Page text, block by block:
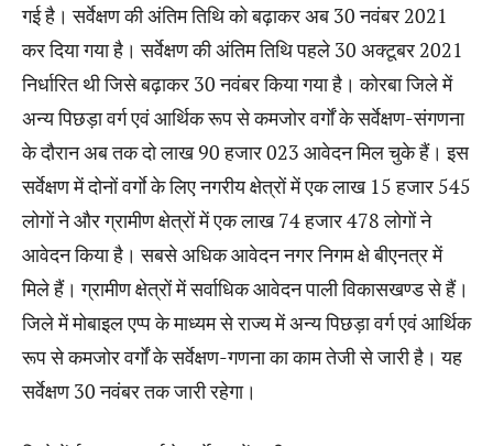
गई है। सर्वेक्षण की अंतिम तिथि को बढ़ाकर अब 30 नवंबर 2021
कर दिया गया है। सर्वेक्षण की अंतिम तिथि पहले 30 अक्टूबर 2021
निर्धारित थी जिसे बढ़ाकर 30 नवंबर किया गया है। कोरबा जिले में
अन्य पिछड़ा वर्ग एवं आर्थिक रूप से कमजोर वर्गों के सर्वेक्षण-संगणना
के दौरान अब तक दो लाख 90 हजार 023 आवेदन मिल चुके हैं। इस
सर्वेक्षण में दोनों वर्गाे के लिए नगरीय क्षेत्रों में एक लाख 15 हजार 545
लोगों ने और ग्रामीण क्षेत्रों में एक लाख 74 हजार 478 लोगों ने
आवेदन किया है। सबसे अधिक आवेदन नगर निगम क्षे बीएनत्र में
मिले हैं। ग्रामीण क्षेत्रों में सर्वाधिक आवेदन पाली विकासखण्ड से हैं।
जिले में मोबाइल एप्प के माध्यम से राज्य में अन्य पिछड़ा वर्ग एवं आर्थिक
रूप से कमजोर वर्गों के सर्वेक्षण-गणना का काम तेजी से जारी है। यह
सर्वेक्षण 30 नवंबर तक जारी रहेगा।